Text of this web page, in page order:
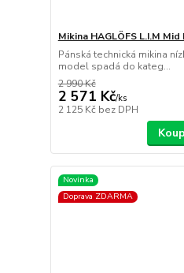
Mikina HAGLÖFS L.I.M
Pánská technická mikina
model spadá do kateg...
2 990 Kč
2 571 Kč/ks
2 125 Kč bez DPH
Novinka
Doprava ZDARMA